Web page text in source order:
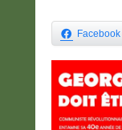
Facebook